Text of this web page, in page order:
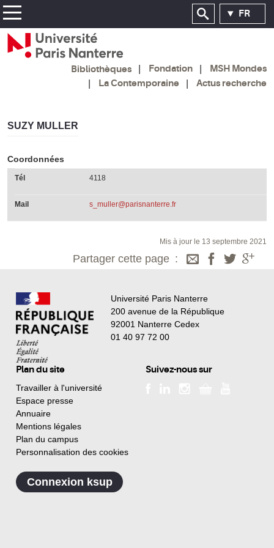
FR
Bibliothèques Fondation
MSH Mondes
La Contemporaine
Actus recherche
SUZY MULLER
Coordonnées
Tél 4118
Mail s_muller@parisnanterre.fr
Mis à jour le 13 septembre 2021
Partager cette page
Université Paris Nanterre
200 avenue de la République
92001 Nanterre Cedex
01 40 97 72 00
Plan du site
Travailler à l'université
Espace presse
Annuaire
Mentions légales
Plan du campus
Personnalisation des cookies
Suivez-nous sur
Connexion ksup